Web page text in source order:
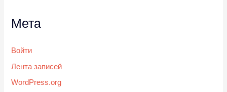
Мета
Войти
Лента записей
WordPress.org